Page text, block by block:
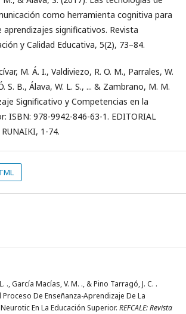
como herramienta cognitiva para
significativos. Revista
y Calidad Educativa, 5(2), 73–84.
M. Á. I., Valdiviezo, R. O. M., Parrales, W.
S. B., Álava, W. L. S., ... & Zambrano, M. M.
Significativo y Competencias en la
ISBN: 978-9942-846-63-1. EDITORIAL
1-74.
., García Macías, V. M. ., & Pino Tarragó, J. C. .
Proceso De Enseñanza-Aprendizaje De La
En La Educación Superior. REFCALE: Revista